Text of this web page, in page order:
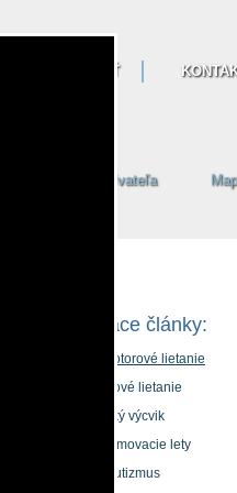
Prihlásenie používateľa
NAŠA ČINNOSŤ
Súvisiace články:
Bezmotorové lietanie
Motorové lietanie
Letecký výcvik
Zoznamovacie lety
Parašutizmus